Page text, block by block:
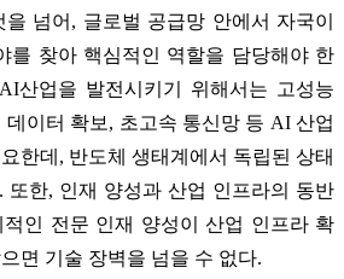
넘어, 글로벌 공급망 안에서 자국이
를 찾아 핵심적인 역할을 담당해야 한
산업을 발전시키기 위해서는 고성능
데이터 확보, 초고속 통신망 등 AI 산업
한데, 반도체 생태계에서 독립된 상태
또한, 인재 양성과 산업 인프라의 동반
인 전문 인재 양성이 산업 인프라 확
면 기술 장벽을 넘을 수 없다.